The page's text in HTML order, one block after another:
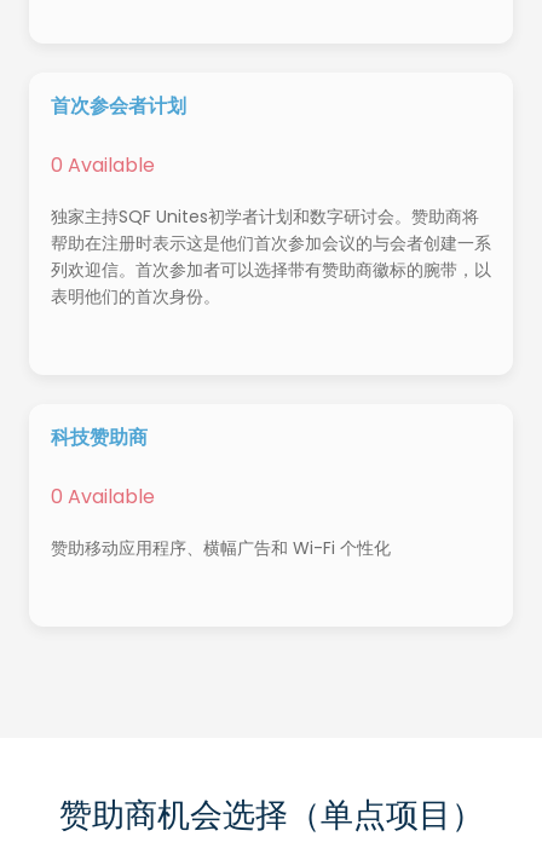
首次参会者计划
0 Available
独家主持SQF Unites初学者计划和数字研讨会。赞助商将
帮助在注册时表示这是他们首次参加会议的与会者创建一系
列欢迎信。首次参加者可以选择带有赞助商徽标的腕带，以
表明他们的首次身份。
科技赞助商
0 Available
赞助移动应用程序、横幅广告和 Wi-Fi 个性化
赞助商机会选择（单点项目）